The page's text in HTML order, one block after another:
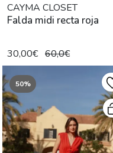
CAYMA CLOSET
Falda midi recta roja
30,00€ 60,0€
50%